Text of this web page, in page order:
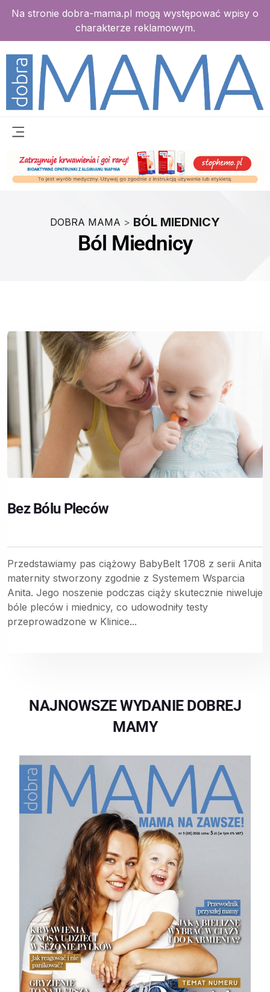
Na stronie dobra-mama.pl mogą występować wpisy o
charakterze reklamowym.
DOBRA MAMA > BÓL MIEDNICY
Ból Miednicy
Bez Bólu Pleców
Przedstawiamy pas ciążowy BabyBelt 1708 z serii Anita
maternity stworzony zgodnie z Systemem Wsparcia
Anita. Jego noszenie podczas ciąży skutecznie niweluje
bóle pleców i miednicy, co udowodniły testy
przeprowadzone w Klinice...
NAJNOWSZE WYDANIE DOBREJ
MAMY